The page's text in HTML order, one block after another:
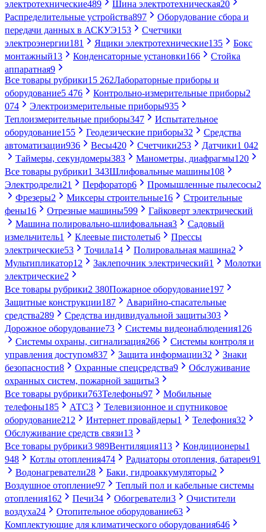
электротехнические489 Шина электротехническая20
Распределительные устройства897
Оборудование сбора и
передачи данных в АСКУЭ153
Счетчики
электроэнергии181 Ящики электротехнические135
Бокс
монтажный13 Конденсаторные установки166
Стойка
аппаратная9
Все товары рубрики15 262Лабораторные приборы и
оборудование5 476 Контрольно-измерительные приборы2
074
Электроизмерительные приборы935
Теплоизмерительные приборы347
Испытательное
оборудование155 Геодезические приборы32
Средства
автоматизации936 Весы420 Счетчики253 Датчики1 042
Таймеры, секундомеры383 Манометры, диафрагмы120
Все товары рубрики1 343Шлифовальные машины108
Электродрели21 Перфоратор6 Промышленные пылесосы2
Фрезеры2 Миксеры строительные16
Строительные
фены16 Отрезные машины599
Гайковерт электрический
Машина полировально-шлифовальная3
Садовый
измельчитель1 Клеевые пистолеты6
Прессы
электрические53 Точила14 Полировальная машина2
Мультипликатор12 Заклепочник электрический1
Молотки
электрические2
Все товары рубрики2 380Пожарное оборудование197
Защитные конструкции187
Аварийно-спасательные
средства289 Средства индивидуальной защиты303
Дорожное оборудование73 Системы видеонаблюдения126
Системы охраны, сигнализация266
Системы контроля и
управления доступом837 Защита информации32
Знаки
безопасности8 Охранные спецсредства9
Обслуживание
охранных систем, пожарной защиты3
Все товары рубрики763Телефоны97
Мобильные
телефоны185 АТС3
Телевизионное и спутниковое
оборудование212 Интернет провайдеры1 Телефония32
Обслуживание средств связи13
Все товары рубрики3 989Вентиляция113 Кондиционеры1
948
Котлы отопления474 Радиаторы отопления, батареи91
Водонагреватели28 Баки, гидроаккумуляторы2
Воздушное отопление97
Теплый пол и кабельные системы
отопления162 Печи34 Обогреватели3
Очистители
воздуха24 Отопительное оборудование63
Комплектующие для климатического оборудования646